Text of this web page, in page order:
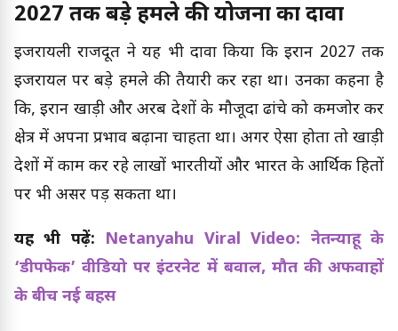
2027 तक बड़े हमले की योजना का दावा
इजरायली राजदूत ने यह भी दावा किया कि ईरान 2027 तक
इजरायल पर बड़े हमले की तैयारी कर रहा था। उनका कहना है
कि, ईरान खाड़ी और अरब देशों के मौजूदा ढांचे को कमजोर कर
क्षेत्र में अपना प्रभाव बढ़ाना चाहता था। अगर ऐसा होता तो खाड़ी
देशों में काम कर रहे लाखों भारतीयों और भारत के आर्थिक हितों
पर भी असर पड़ सकता था।
यह भी पढ़ें: Netanyahu Viral Video: नेतन्याहू के
‘डीपफेक’ वीडियो पर इंटरनेट में बवाल, मौत की अफवाहों
के बीच नई बहस